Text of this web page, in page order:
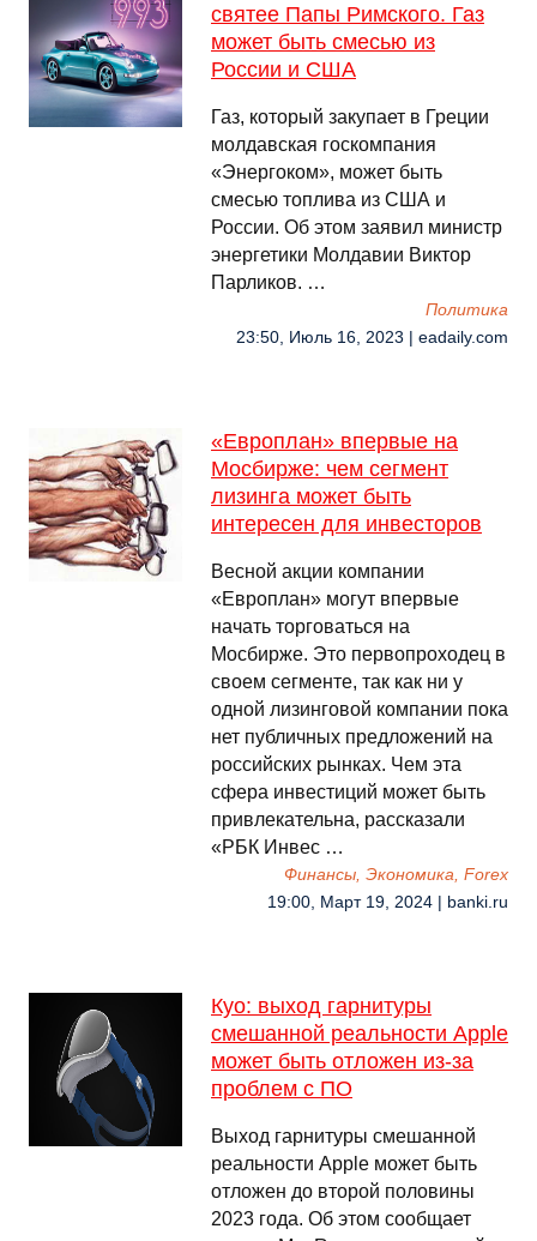
святее Папы Римского. Газ
может быть смесью из
России и США
Газ, который закупает в Греции
молдавская госкомпания
«Энергоком», может быть
смесью топлива из США и
России. Об этом заявил министр
энергетики Молдавии Виктор
Парликов. …
Политика
23:50, Июль 16, 2023 | eadaily.com
«Европлан» впервые на
Мосбирже: чем сегмент
лизинга может быть
интересен для инвесторов
Весной акции компании
«Европлан» могут впервые
начать торговаться на
Мосбирже. Это первопроходец в
своем сегменте, так как ни у
одной лизинговой компании пока
нет публичных предложений на
российских рынках. Чем эта
сфера инвестиций может быть
привлекательна, рассказали
«РБК Инвес …
Финансы, Экономика, Forex
19:00, Март 19, 2024 | banki.ru
Куо: выход гарнитуры
смешанной реальности Apple
может быть отложен из-за
проблем с ПО
Выход гарнитуры смешанной
реальности Apple может быть
отложен до второй половины
2023 года. Об этом сообщает